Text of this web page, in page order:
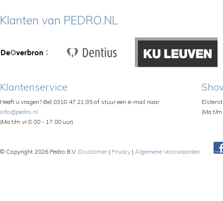
Klanten van PEDRO.NL
Klantenservice
Heeft u vragen? Bel 0318 47 21 85 of stuur een e-mail naar
info@pedro.nl
(Ma t/m vr 8.00 - 17.00 uur)
(Ma t/
© Copyright 2026 Pedro B.V. Disclaimer| Privacy | Algemene Voorwaarden